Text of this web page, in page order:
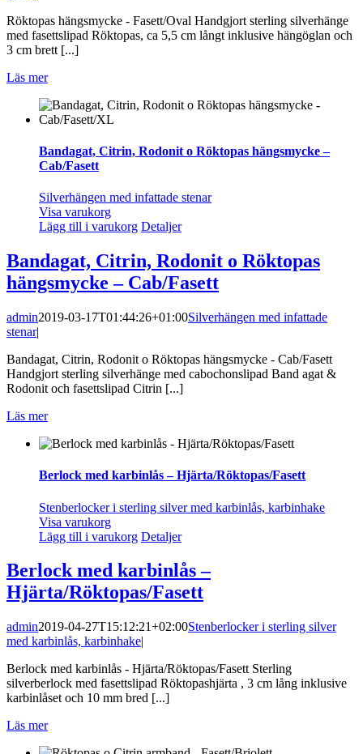
Röktopas hängsmycke - Fasett/Oval Handgjort sterling silverhänge
med fasettslipad Röktopas, ca 5,5 cm långt inklusive hängöglan och
3 cm brett [...]
Läs mer
Bandagat, Citrin, Rodonit o Röktopas hängsmycke –
Cab/Fasett
Silverhängen med infattade stenar
Visa varukorg
Lägg till i varukorg Detaljer
Bandagat, Citrin, Rodonit o Röktopas
hängsmycke – Cab/Fasett
admin2019-03-17T01:44:26+01:00Silverhängen med infattade
stenar|
Bandagat, Citrin, Rodonit o Röktopas hängsmycke - Cab/Fasett
Handgjort sterling silverhänge med cabochonslipad Band agat &
Rodonit och fasettslipad Citrin [...]
Läs mer
Berlock med karbinlås – Hjärta/Röktopas/Fasett
Stenberlocker i sterling silver med karbinlås, karbinhake
Visa varukorg
Lägg till i varukorg Detaljer
Berlock med karbinlås –
Hjärta/Röktopas/Fasett
admin2019-04-27T15:12:21+02:00Stenberlocker i sterling silver
med karbinlås, karbinhake|
Berlock med karbinlås - Hjärta/Röktopas/Fasett Sterling
silverberlock med fasettslipad Röktopashjärta , 3 cm lång inklusive
karbinlåset och 10 mm bred [...]
Läs mer